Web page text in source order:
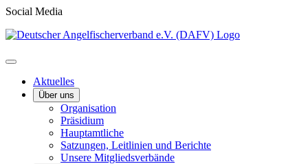
Social Media
Aktuelles
Über uns
Organisation
Präsidium
Hauptamtliche
Satzungen, Leitlinien und Berichte
Unsere Mitgliedsverbände